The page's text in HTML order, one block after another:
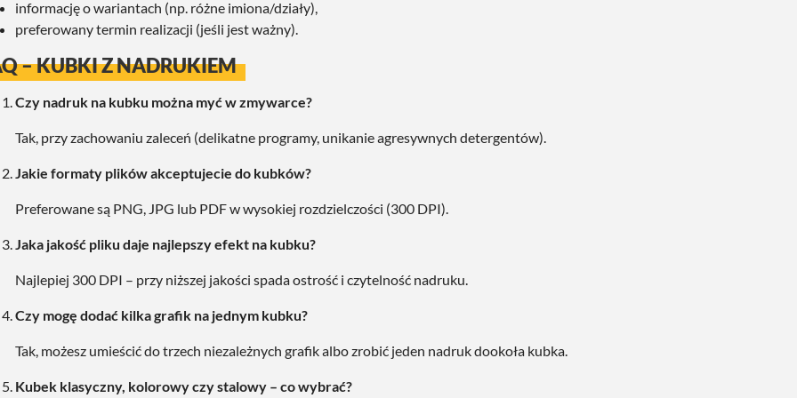
informację o wariantach (np. różne imiona/działy),
preferowany termin realizacji (jeśli jest ważny).
– KUBKI Z NADRUKIEM
Czy nadruk na kubku można myć w zmywarce?
Tak, przy zachowaniu zaleceń (delikatne programy, unikanie agresywnych detergentów).
Jakie formaty plików akceptujecie do kubków?
Preferowane są PNG, JPG lub PDF w wysokiej rozdzielczości (300 DPI).
Jaka jakość pliku daje najlepszy efekt na kubku?
Najlepiej 300 DPI – przy niższej jakości spada ostrość i czytelność nadruku.
Czy mogę dodać kilka grafik na jednym kubku?
Tak, możesz umieścić do trzech niezależnych grafik albo zrobić jeden nadruk dookoła kubka.
Kubek klasyczny, kolorowy czy stalowy – co wybrać?